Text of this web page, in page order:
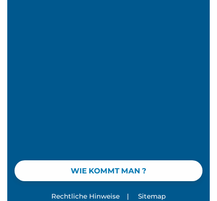
WIE KOMMT MAN ?
Rechtliche Hinweise | Sitemap